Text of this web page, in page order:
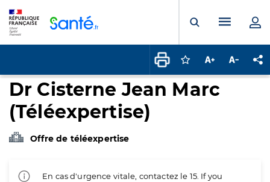
Ouvrir laMenu
Connectez-vous
Augmenter la
Dr Cisterne Jean Marc
(Téléexpertise)
Offre de téléexpertise
En cas d'urgence vitale, contactez le 15. If you